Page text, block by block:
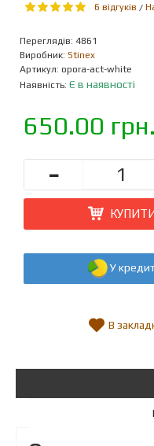
6 відгуків /
Переглядiв: 4861
Виробник: Stinex
Артикул: opora-act-white
Наявність: Є в наявності
650.00 грн.
-
У
В